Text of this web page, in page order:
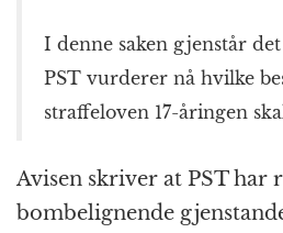
I denne saken gjenstår
PST vurderer nå hvilke
straffeloven 17-åringen
Avisen skriver at PST har
bombelignende